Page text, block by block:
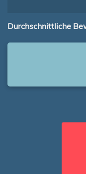
Durchschnittliche